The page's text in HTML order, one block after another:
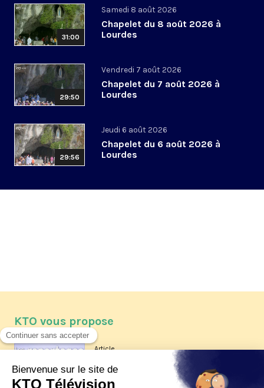
31:00
Samedi 8 août 2026
Chapelet du 8 août 2026 à
Lourdes
29:50
Vendredi 7 août 2026
Chapelet du 7 août 2026 à
Lourdes
29:56
Jeudi 6 août 2026
Chapelet du 6 août 2026 à
Lourdes
KTO vous propose
Article
Les reportages d'été 2026 de KTO